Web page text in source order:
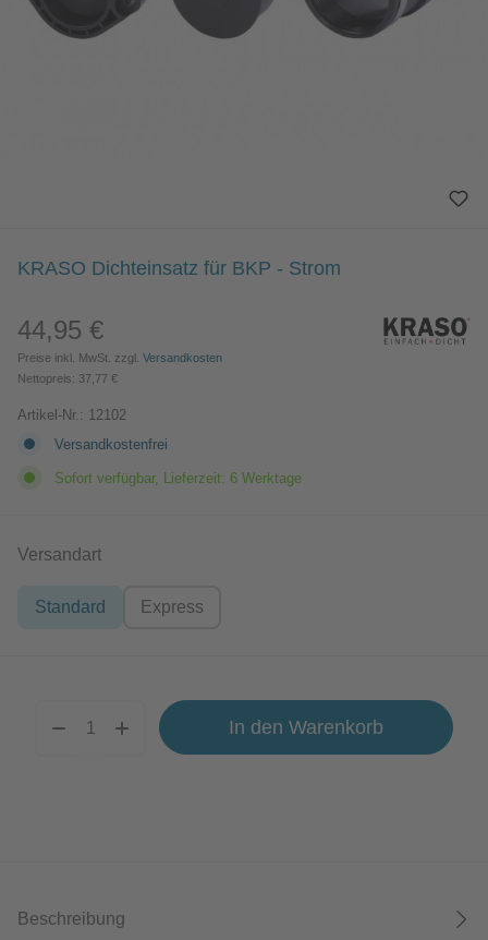
KRASO Dichteinsatz für BKP - Strom
Regulärer Preis:
44,95 €
Preise inkl. MwSt. zzgl. Versandkosten
Nettopreis: 37,77 €
Artikel-Nr.: 12102
Versandkostenfrei
Sofort verfügbar, Lieferzeit: 6 Werktage
Versandartauswählen
Standard Express
In den Warenkorb
Beschreibung